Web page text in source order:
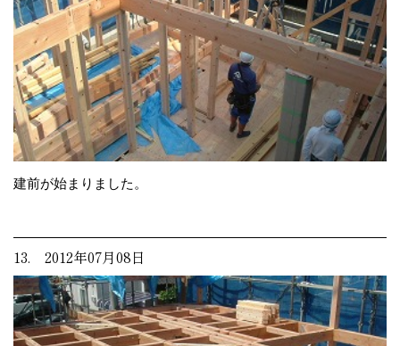
建前が始まりました。
13. 2012年07月08日